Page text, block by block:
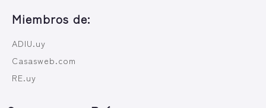
Miembros de:
ADIU.uy
Casasweb.com
RE.uy